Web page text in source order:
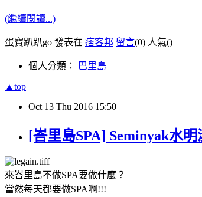
(繼續閱讀...)
蛋寶趴趴go 發表在 痞客邦 留言(0) 人氣()
個人分類： 巴里島
▲top
Oct 13 Thu 2016 15:50
[峇里島SPA] Seminyak水
來峇里島不做SPA要做什麼？
當然每天都要做SPA啊!!!